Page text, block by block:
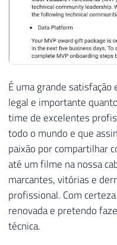
É uma grande
legal e importante
time de excelentes
todo o mundo e que
paixão por compartilhar
até um filme na nossa
marcantes, vitórias e
profissional. Com
renovada e pretendo
técnica.